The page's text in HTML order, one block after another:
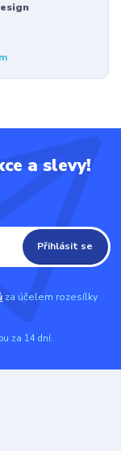
a slevy!
Přihlásit se
za účelem rozesílky
za 14 dní.